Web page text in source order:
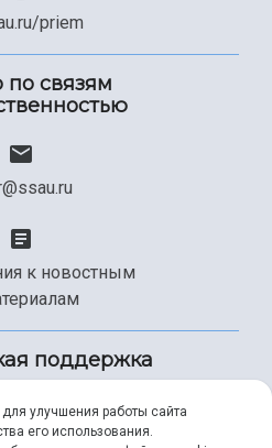
priem
по связям
к новостным
поддержка
267-49-99
улучшения работы сайта
его использования.